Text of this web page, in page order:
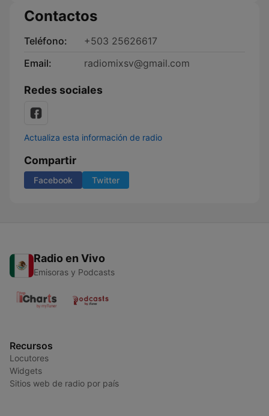
Contactos
Teléfono:
+503 25626617
Email:
radiomixsv@gmail.com
Redes sociales
Actualiza esta información de radio
Compartir
Facebook Twitter
Radio en Vivo
Emisoras y Podcasts
Recursos
Locutores
Widgets
Sitios web de radio por país